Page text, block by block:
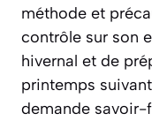
méthode et
contrôle sur son
hivernal et de
printemps
demande savoir-